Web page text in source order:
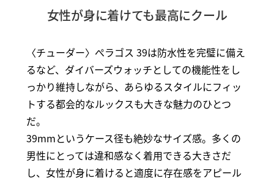
女性が身に着けても最高にクール
〈チューダー〉ぺラゴス 39は防水性を完璧に備え
るなど、ダイバーズウォッチとしての機能性をし
っかり維持しながら、あらゆるスタイルにフィッ
トする都会的なルックスも大きな魅力のひとつ
だ。
39mmというケース径も絶妙なサイズ感。多くの
男性にとっては違和感なく着用できる大きさだ
し、女性が身に着けると適度に存在感をアピール